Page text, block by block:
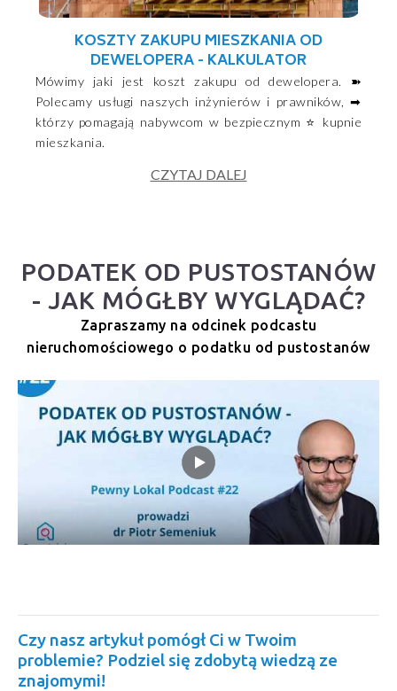
KOSZTY ZAKUPU MIESZKANIA OD
DEWELOPERA - KALKULATOR
Mówimy jaki jest koszt zakupu od dewelopera. ➽
Polecamy usługi naszych inżynierów i prawników, ➡
którzy pomagają nabywcom w bezpiecznym ⭐ kupnie
mieszkania.
CZYTAJ DALEJ
PODATEK OD PUSTOSTANÓW
- JAK MÓGŁBY WYGLĄDAĆ?
Zapraszamy na odcinek podcastu
nieruchomościowego o podatku od pustostanów
Czy nasz artykuł pomógł Ci w Twoim
problemie? Podziel się zdobytą wiedzą ze
znajomymi!